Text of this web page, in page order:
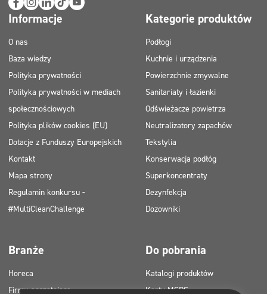
Informacje
O nas
Baza wiedzy
Polityka prywatności
Polityka prywatności w mediach
społecznościowych
Polityka plików cookies (EU)
Dotacje z Funduszy Europejskich
Kontakt
Mapa strony
Regulamin konkursu -
#MultiCleanChallenge
Kategorie produktów
Podłogi
Kuchnie i urządzenia
Powierzchnie zmywalne
Sanitariaty i łazienki
Odświeżacze powietrza
Neutralizatory zapachów
Tekstylia
Konserwacja podłóg
Superkoncentraty
Dezynfekcja
Dozowniki
Branże
Horeca
Firmy sprzątające
Do pobrania
Katalogi produktów
Karty MSDS